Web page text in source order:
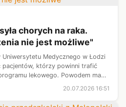
chorych na raka.
nie jest możliwe"
Uniwersytetu Medycznego w Łodzi
pacjentów, którzy powinni trafić
lekowego. Powodem ma
"Rzeczpospolita".
20.07.2026 16:51